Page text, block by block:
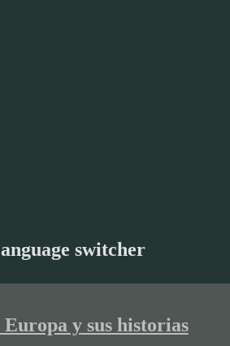
switcher
Europa y sus historias